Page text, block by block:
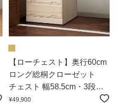
【ローチェスト】奥行60cm
ロング総桐クローゼット
チェスト 幅58.5cm・3段
（高さ60.5cm）
¥49,900